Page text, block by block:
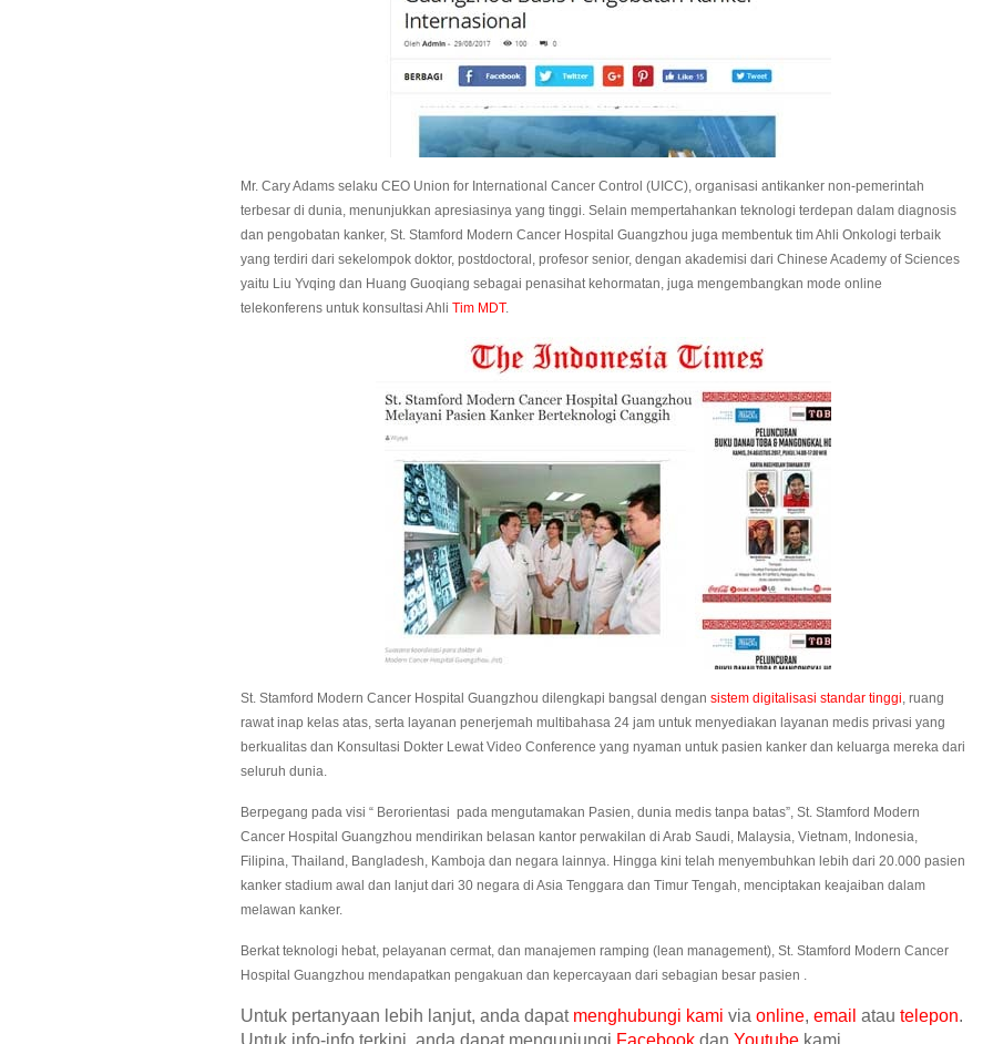
Mr. Cary Adams selaku CEO Union for International Cancer Control (UICC), organisasi antikanker non-pemerintah
terbesar di dunia, menunjukkan apresiasinya yang tinggi. Selain mempertahankan teknologi terdepan dalam diagnosis
dan pengobatan kanker, St. Stamford Modern Cancer Hospital Guangzhou juga membentuk tim Ahli Onkologi terbaik
yang terdiri dari sekelompok doktor, postdoctoral, profesor senior, dengan akademisi dari Chinese Academy of Sciences
yaitu Liu Yvqing dan Huang Guoqiang sebagai penasihat kehormatan, juga mengembangkan mode online
telekonferens untuk konsultasi Ahli Tim MDT.
St. Stamford Modern Cancer Hospital Guangzhou dilengkapi bangsal dengan sistem digitalisasi standar tinggi, ruang
rawat inap kelas atas, serta layanan penerjemah multibahasa 24 jam untuk menyediakan layanan medis privasi yang
berkualitas dan Konsultasi Dokter Lewat Video Conference yang nyaman untuk pasien kanker dan keluarga mereka dari
seluruh dunia.
Berpegang pada visi “ Berorientasi pada mengutamakan Pasien, dunia medis tanpa batas”, St. Stamford Modern
Cancer Hospital Guangzhou mendirikan belasan kantor perwakilan di Arab Saudi, Malaysia, Vietnam, Indonesia,
Filipina, Thailand, Bangladesh, Kamboja dan negara lainnya. Hingga kini telah menyembuhkan lebih dari 20.000 pasien
kanker stadium awal dan lanjut dari 30 negara di Asia Tenggara dan Timur Tengah, menciptakan keajaiban dalam
melawan kanker.
Berkat teknologi hebat, pelayanan cermat, dan manajemen ramping (lean management), St. Stamford Modern Cancer
Hospital Guangzhou mendapatkan pengakuan dan kepercayaan dari sebagian besar pasien .
Untuk pertanyaan lebih lanjut, anda dapat menghubungi kami via online, email atau telepon.
Untuk info-info terkini, anda dapat mengunjungi Facebook dan Youtube kami.